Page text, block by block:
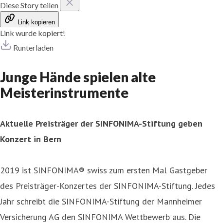
Diese Story teilen
Link kopieren
Link wurde kopiert!
Runterladen
Junge Hände spielen alte
Meisterinstrumente
Aktuelle Preisträger der SINFONIMA-Stiftung geben
Konzert in Bern
2019 ist SINFONIMA® swiss zum ersten Mal Gastgeber
des Preisträger-Konzertes der SINFONIMA-Stiftung. Jedes
Jahr schreibt die SINFONIMA-Stiftung der Mannheimer
Versicherung AG den SINFONIMA Wettbewerb aus. Die